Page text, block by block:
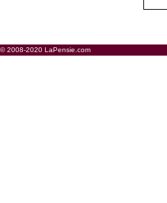
© 2008-2020 LaPensie.com